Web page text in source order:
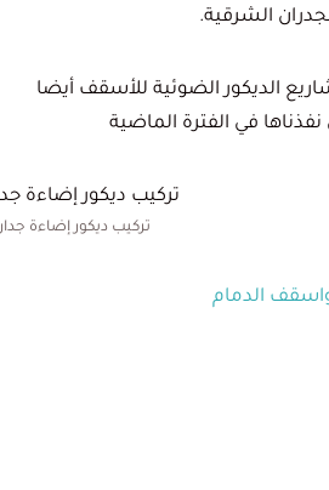
الشرقية.
الديكور الضوئية للأسقف أيضا
نفذناها في الفترة الماضية
تركيب ديكور إضاءة